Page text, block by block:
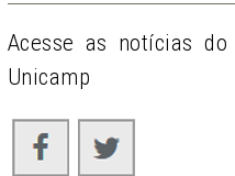
Acesse as notícias
Unicamp